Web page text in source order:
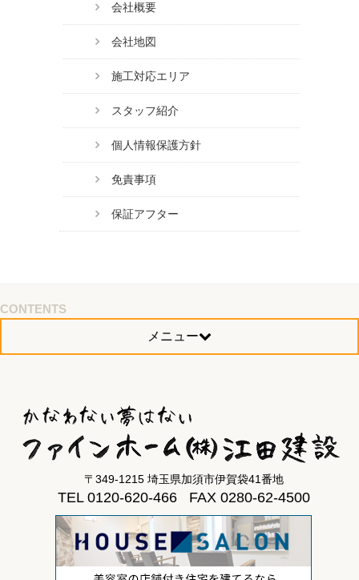
会社概要
会社地図
施工対応エリア
スタッフ紹介
個人情報保護方針
免責事項
保証アフター
CONTENTS
メニュー
〒349-1215 埼玉県加須市伊賀袋41番地
TEL 0120-620-466 FAX 0280-62-4500